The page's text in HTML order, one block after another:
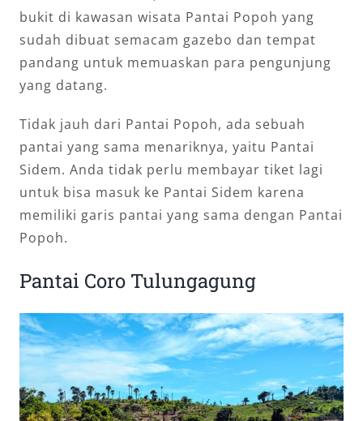
bukit di kawasan wisata Pantai Popoh yang
sudah dibuat semacam gazebo dan tempat
pandang untuk memuaskan para pengunjung
yang datang.
Tidak jauh dari Pantai Popoh, ada sebuah
pantai yang sama menariknya, yaitu Pantai
Sidem. Anda tidak perlu membayar tiket lagi
untuk bisa masuk ke Pantai Sidem karena
memiliki garis pantai yang sama dengan Pantai
Popoh.
Pantai Coro Tulungagung